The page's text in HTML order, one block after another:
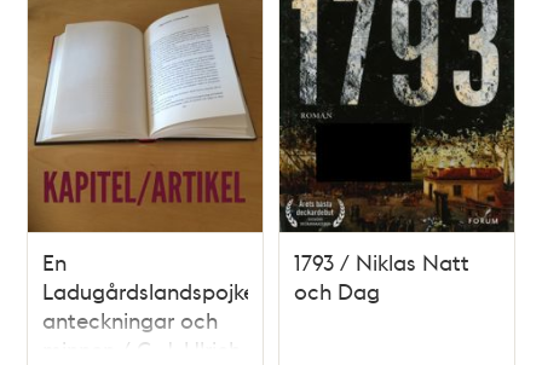
En
Ladugårdslandspojkes
anteckningar och
minnen / C. J. Ulrich
1793 / Niklas Natt
och Dag